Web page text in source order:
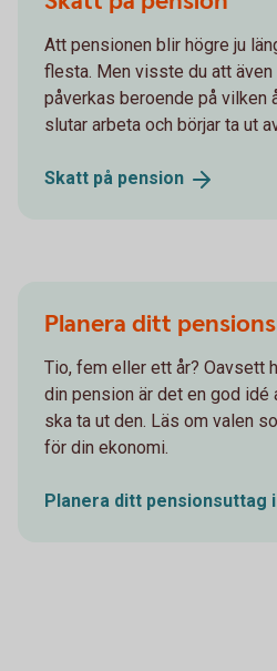
Att pensionen blir högre ju
flesta. Men visste du att
påverkas beroende på vilken
slutar arbeta och börjar ta ut
Skatt på pension
Planera ditt
Tio, fem eller ett år? Oavsett
din pension är det en god idé
ska ta ut den. Läs om valen
för din ekonomi.
Planera ditt pensionsuttag i